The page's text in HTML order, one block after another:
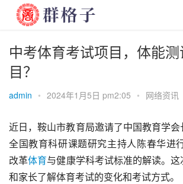
中考体育考试项目，体能
目？
admin • 2024年1月5日 pm2:05 • 网络资讯
近日，鞍山市教育局邀请了中国教育学会
全国教育科研课题研究主持人陈春华进
改革体育与健康学科考试标准的解读。
和家长了解体育考试的变化和考试方式。